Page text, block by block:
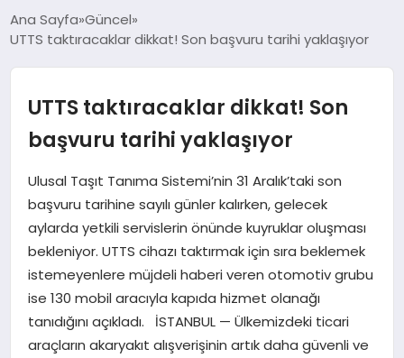
EĞITIM
EKONOMI
SAĞLIK
TEKNOLOJI
Ana Sayfa Güncel
UTTS taktıracaklar dikkat! Son başvuru tarihi yaklaşıyor
UTTS taktıracaklar dikkat! Son
başvuru tarihi yaklaşıyor
Ulusal Taşıt Tanıma Sistemi’nin 31 Aralık’taki son
başvuru tarihine sayılı günler kalırken, gelecek
aylarda yetkili servislerin önünde kuyruklar oluşması
bekleniyor. UTTS cihazı taktırmak için sıra beklemek
istemeyenlere müjdeli haberi veren otomotiv grubu
ise 130 mobil aracıyla kapıda hizmet olanağı
tanıdığını açıkladı. İSTANBUL — Ülkemizdeki ticari
araçların akaryakıt alışverişinin artık daha güvenli ve